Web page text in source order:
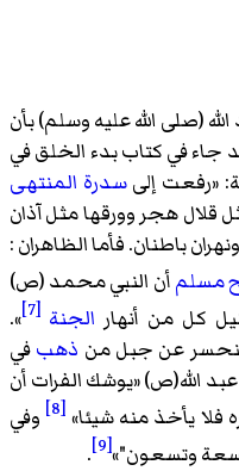
(صلى الله عليه وسلم) بأن
جاء في كتاب بدء الخلق في
«رفعت إلىسدرة المنتهى
قلال هجر وورقها مثل آذان
باطنان. فأما الظاهران :
مسلمأن النبي محمد (ص)
كل من أنهار الجنة [7]
».
عن جبل من ذهبفي
الله(ص) «يوشك الفرات أن
يأخذ منه شيئا»
[8]
وفي
وتسعون"»
[9]
.